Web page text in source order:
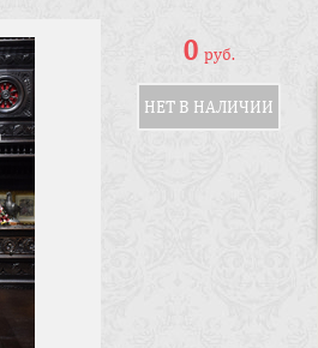
0 руб.
НЕТ В НАЛИЧИИ